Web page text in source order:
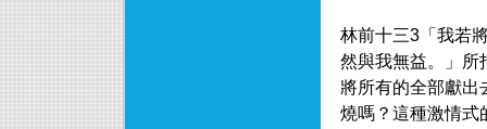
林前十三3「我若
然與我無益。」所
將所有的全部獻出
燒嗎？這種激情式